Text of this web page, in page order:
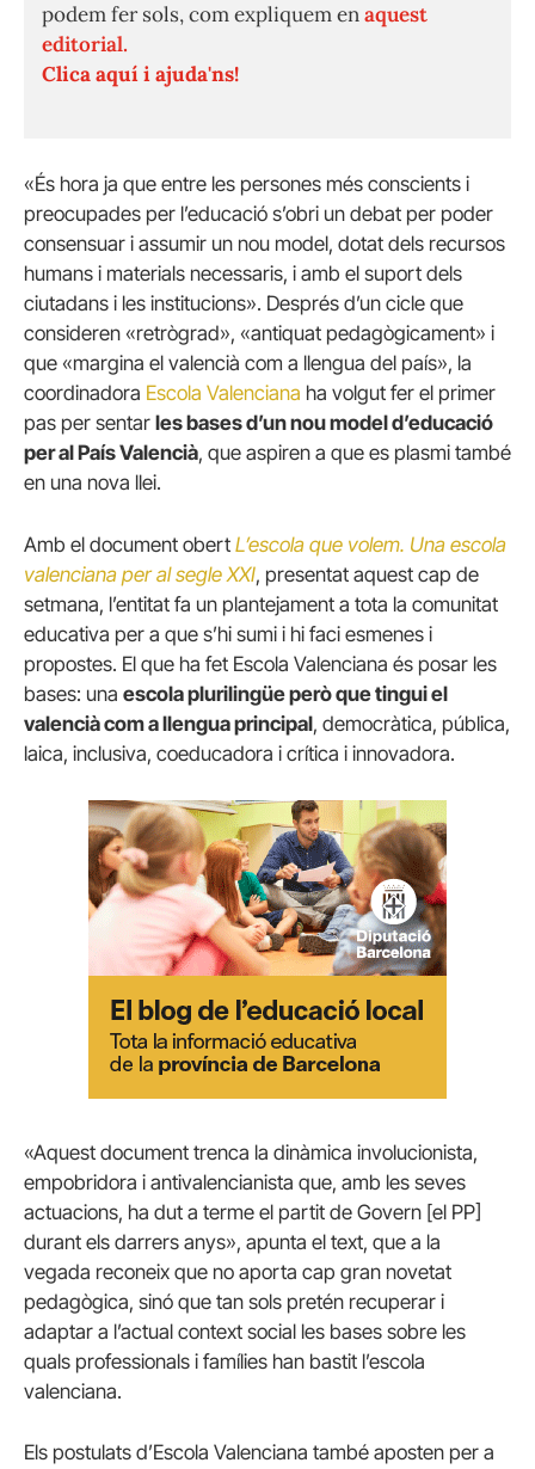
podem fer sols, com expliquem enaquest
editorial.
Clica aquí i ajuda'ns!
«És hora ja que entre les persones més conscients i
preocupades per l’educació s’obri un debat per poder
consensuar i assumir un nou model, dotat dels recursos
humans i materials necessaris, i amb el suport dels
ciutadans i les institucions». Després d’un cicle que
consideren «retrògrad», «antiquat pedagògicament» i
que «margina el valencià com a llengua del país», la
coordinadora Escola Valenciana ha volgut fer el primer
pas per sentar les bases d’un nou model d’educació
per al País Valencià, que aspiren a que es plasmi també
en una nova llei.
Amb el document obert L’escola que volem. Una escola
valenciana per al segle XXI, presentat aquest cap de
setmana, l’entitat fa un plantejament a tota la comunitat
educativa per a que s’hi sumi i hi faci esmenes i
propostes. El que ha fet Escola Valenciana és posar les
bases: una escola plurilingüe però que tingui el
valencià com a llengua principal, democràtica, pública,
laica, inclusiva, coeducadora i crítica i innovadora.
«Aquest document trenca la dinàmica involucionista,
empobridora i antivalencianista que, amb les seves
actuacions, ha dut a terme el partit de Govern [el PP]
durant els darrers anys», apunta el text, que a la
vegada reconeix que no aporta cap gran novetat
pedagògica, sinó que tan sols pretén recuperar i
adaptar a l’actual context social les bases sobre les
quals professionals i famílies han bastit l’escola
valenciana.
Els postulats d’Escola Valenciana també aposten per a